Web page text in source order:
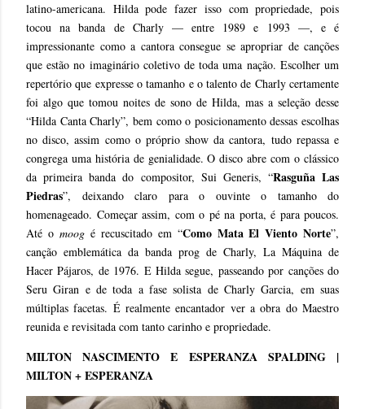
latino-americana. Hilda pode fazer isso com propriedade, pois
tocou na banda de Charly — entre 1989 e 1993 —, e é
impressionante como a cantora consegue se apropriar de canções
que estão no imaginário coletivo de toda uma nação. Escolher um
repertório que expresse o tamanho e o talento de Charly certamente
foi algo que tomou noites de sono de Hilda, mas a seleção desse
“Hilda Canta Charly”, bem como o posicionamento dessas escolhas
no disco, assim como o próprio show da cantora, tudo repassa e
congrega uma história de genialidade. O disco abre com o clássico
da primeira banda do compositor, Sui Generis, “Rasguña Las
Piedras”, deixando claro para o ouvinte o tamanho do
homenageado. Começar assim, com o pé na porta, é para poucos.
Até o moogé recuscitado em “Como Mata El Viento Norte”,
canção emblemática da banda prog de Charly, La Máquina de
Hacer Pájaros, de 1976. E Hilda segue, passeando por canções do
Seru Giran e de toda a fase solista de Charly Garcia, em suas
múltiplas facetas. É realmente encantador ver a obra do Maestro
reunida e revisitada com tanto carinho e propriedade.
MILTON NASCIMENTO E ESPERANZA SPALDING |
MILTON + ESPERANZA